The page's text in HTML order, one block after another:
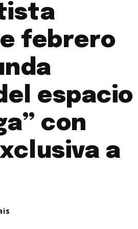
febrero
espacio
con
a